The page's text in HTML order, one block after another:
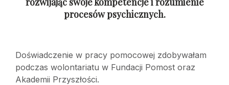
procesów psychicznych.
Doświadczenie w pracy pomocowej zdobywałam
podczas wolontariatu w Fundacji Pomost oraz
Akademii Przyszłości.